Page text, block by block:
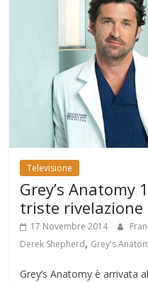
Televisione
Grey’s Anatomy
triste rivelazione
17 Novembre 2014
Derek Shepherd, Grey's
Grey’s Anatomy è arrivata